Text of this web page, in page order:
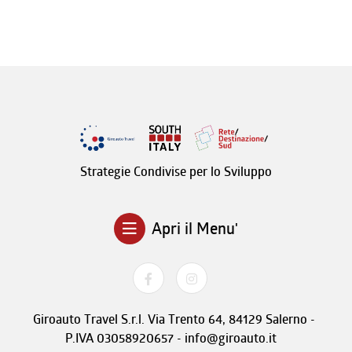
Strategie Condivise per lo Sviluppo
Apri il Menu'
Giroauto Travel S.r.l. Via Trento 64, 84129 Salerno -
P.IVA 03058920657 - info@giroauto.it